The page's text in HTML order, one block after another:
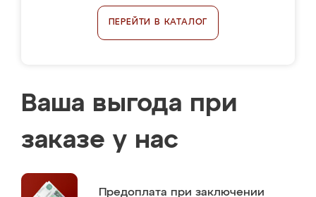
ПЕРЕЙТИ В КАТАЛОГ
Ваша выгода при
заказе у нас
Предоплата при заключении